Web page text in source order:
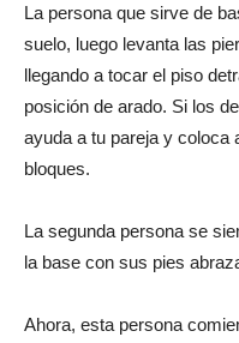
La persona que sirve de
suelo, luego levanta las
llegando a tocar el piso
posición de arado. Si los
ayuda a tu pareja y coloca
bloques.
La segunda persona se
la base con sus pies
Ahora, esta persona